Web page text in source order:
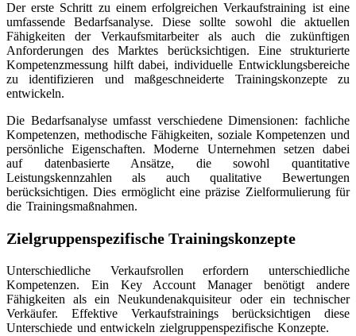
Der erste Schritt zu einem erfolgreichen Verkaufstraining ist eine
umfassende Bedarfsanalyse. Diese sollte sowohl die aktuellen
Fähigkeiten der Verkaufsmitarbeiter als auch die zukünftigen
Anforderungen des Marktes berücksichtigen. Eine strukturierte
Kompetenzmessung hilft dabei, individuelle Entwicklungsbereiche
zu identifizieren und maßgeschneiderte Trainingskonzepte zu
entwickeln.
Die Bedarfsanalyse umfasst verschiedene Dimensionen: fachliche
Kompetenzen, methodische Fähigkeiten, soziale Kompetenzen und
persönliche Eigenschaften. Moderne Unternehmen setzen dabei
auf datenbasierte Ansätze, die sowohl quantitative
Leistungskennzahlen als auch qualitative Bewertungen
berücksichtigen. Dies ermöglicht eine präzise Zielformulierung für
die Trainingsmaßnahmen.
Zielgruppenspezifische Trainingskonzepte
Unterschiedliche Verkaufsrollen erfordern unterschiedliche
Kompetenzen. Ein Key Account Manager benötigt andere
Fähigkeiten als ein Neukundenakquisiteur oder ein technischer
Verkäufer. Effektive Verkaufstrainings berücksichtigen diese
Unterschiede und entwickeln zielgruppenspezifische Konzepte.